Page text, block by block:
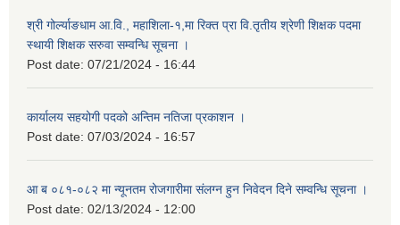
श्री गोर्ल्याङधाम आ.वि., महाशिला-१,मा रिक्त प्रा वि.तृतीय श्रेणी शिक्षक पदमा
स्थायी शिक्षक सरुवा सम्वन्धि सूचना ।
Post date: 07/21/2024 - 16:44
कार्यालय सहयोगी पदको अन्तिम नतिजा प्रकाशन ।
Post date: 07/03/2024 - 16:57
आ ब ०८१-०८२ मा न्यूनतम रोजगारीमा संलग्न हुन निवेदन दिने सम्वन्धि सूचना ।
Post date: 02/13/2024 - 12:00